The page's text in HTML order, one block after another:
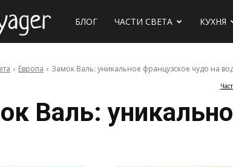
Сайт
БЛОГ ЧАСТИ СВЕТА КУХНЯ
Европа Замок Валь: уникальное французское чудо на
Валь: